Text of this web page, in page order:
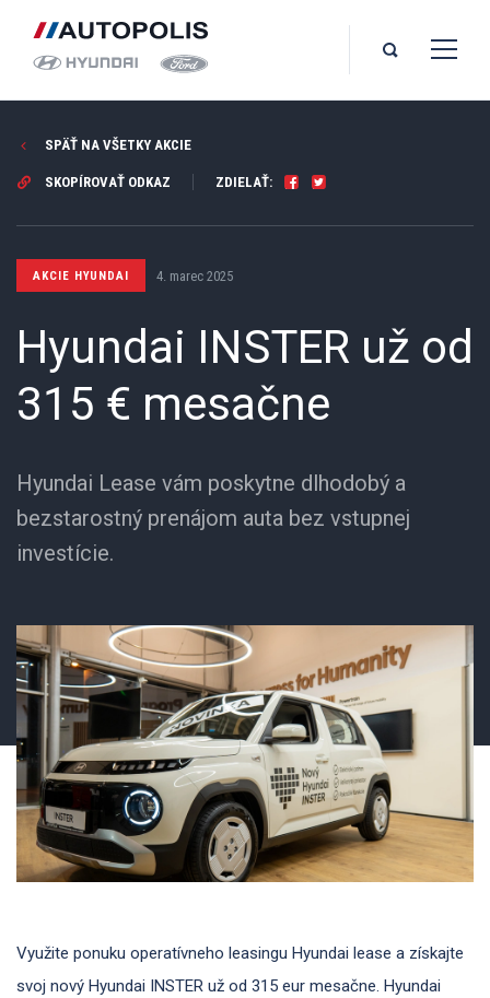
SPÄŤ NA VŠETKY AKCIE
SKOPÍROVAŤ ODKAZ ZDIELAŤ:
AKCIE HYUNDAI 4. marec 2025
Hyundai INSTER už od
315 € mesačne
Hyundai Lease vám poskytne dlhodobý a
bezstarostný prenájom auta bez vstupnej
investície.
Využite ponuku operatívneho leasingu Hyundai lease a získajte
svoj nový Hyundai INSTER už od 315 eur mesačne. Hyundai